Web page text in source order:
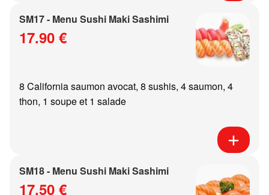
SM17 - Menu Sushi Maki Sashimi
17.90 €
8 California saumon avocat, 8 sushis, 4 saumon, 4
thon, 1 soupe et 1 salade
SM18 - Menu Sushi Maki Sashimi
17.50 €